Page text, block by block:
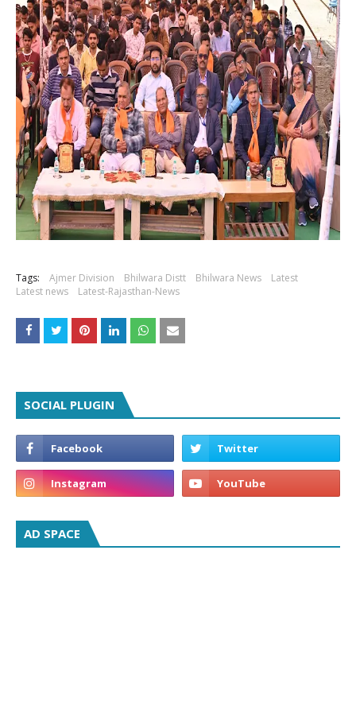
Tags: Ajmer Division Bhilwara Distt Bhilwara News
Latest
Latest news
Latest-Rajasthan-News
SOCIAL PLUGIN
AD SPACE